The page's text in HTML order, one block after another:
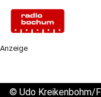
Anzeige
© Udo Kreikenbohm/